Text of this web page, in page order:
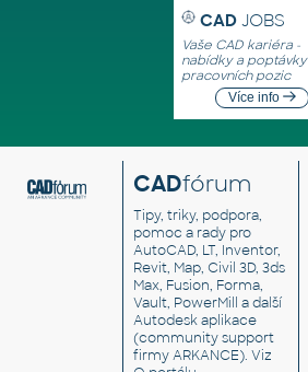
CAD JOBS
Vaše CAD kariéra -
nabídky a poptávky
pracovních pozic
Více info
CADfórum
Tipy, triky, podpora,
pomoc a rady pro
AutoCAD, LT, Inventor,
Revit, Map, Civil 3D, 3ds
Max, Fusion, Forma,
Vault, PowerMill a další
Autodesk aplikace
(community support
firmy ARKANCE). Viz